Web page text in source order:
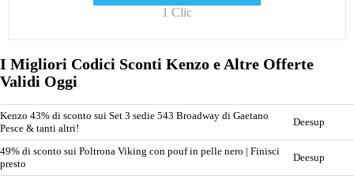
1 Clic
I Migliori Codici Sconti Kenzo e Altre Offerte
Validi Oggi
Kenzo 43% di sconto sui Set 3 sedie 543 Broadway di Gaetano
Pesce & tanti altri!
Deesup
49% di sconto sui Poltrona Viking con pouf in pelle nero | Finisci
presto
Deesup